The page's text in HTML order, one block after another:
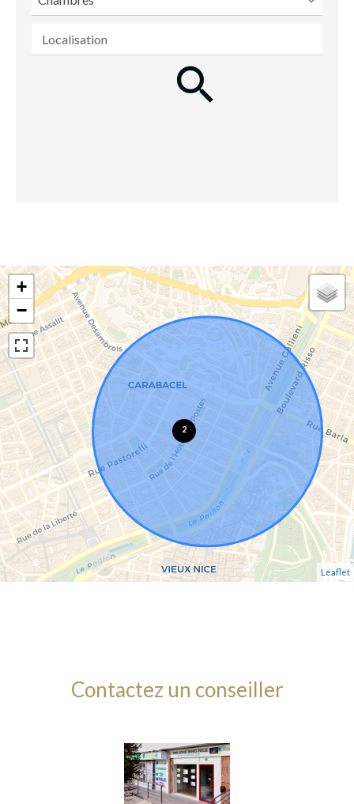
Localisation
2
+
−
Leaflet
Contactez un conseiller